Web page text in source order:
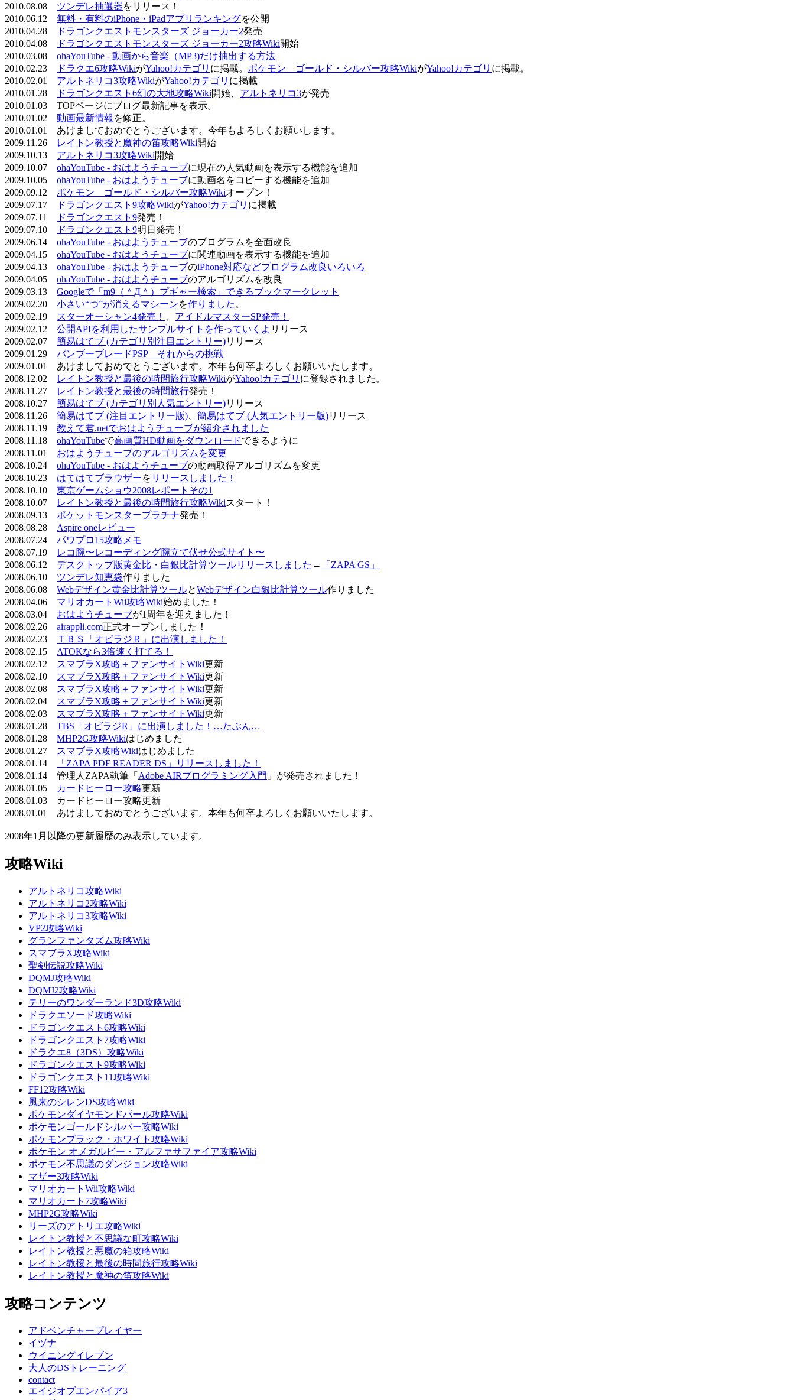
2010.08.08 ツンデレ抽選器をリリース！
2010.06.12 無料・有料のiPhone・iPadアプリランキングを公開
2010.04.28
ドラゴンクエストモンスターズ ジョーカー2発売
2010.04.08
ドラゴンクエストモンスターズ ジョーカー2攻略Wiki開始
2010.03.08 ohaYouTube - 動画から音楽（MP3)だけ抽出する方法
2010.02.23
ドラクエ6攻略WikiがYahoo!カテゴリ に掲載。 ポケモン ゴールド・シルバー攻略WikiがYahoo!カテゴリ に掲載。
2010.02.01 アルトネリコ3攻略WikiがYahoo!カテゴリ に掲載
2010.01.28
ドラゴンクエスト6幻の大地攻略Wiki開始、 アルトネリコ3が発売
2010.01.03 TOPページにブログ最新記事を表示。
2010.01.02 動画最新情報 を修正。
2010.01.01 あけましておめでとうございます。今年もよろしくお願いします。
2009.11.26
レイトン教授と魔神の笛攻略Wiki開始
2009.10.13 アルトネリコ3攻略Wiki開始
2009.10.07 ohaYouTube - おはようチューブに現在の人気動画を表示する機能を追加
2009.10.05 ohaYouTube - おはようチューブに動画名をコピーする機能を追加
2009.09.12 ポケモン ゴールド・シルバー攻略Wikiオープン！
2009.07.17
ドラゴンクエスト9攻略WikiがYahoo!カテゴリ に掲載
2009.07.11
ドラゴンクエスト9発売！
2009.07.10
ドラゴンクエスト9明日発売！
2009.06.14 ohaYouTube - おはようチューブのプログラムを全面改良
2009.04.15 ohaYouTube - おはようチューブに関連動画を表示する機能を追加
2009.04.13 ohaYouTube - おはようチューブのiPhone対応などプログラム改良いろいろ
2009.04.05 ohaYouTube - おはようチューブのアルゴリズムを改良
2009.03.13 Googleで「m9（＾Д＾）プギャー検索」できるブックマークレット
2009.02.20 小さい“つ”が消えるマシーンを作りました 。
2009.02.19
スターオーシャン4発売！
アイドルマスターSP発売！
2009.02.12 公開APIを利用したサンプルサイトを作っていくよ リリース
2009.02.07 簡易はてブ (カテゴリ別注目エントリー)リリース
2009.01.29 バンブーブレードPSP それからの挑戦
2009.01.01 あけましておめでとうございます。本年も何卒よろしくお願いいたします。
2008.12.02
レイトン教授と最後の時間旅行攻略WikiがYahoo!カテゴリ に登録されました。
2008.11.27
レイトン教授と最後の時間旅行発売！
2008.10.27 簡易はてブ (カテゴリ別人気エントリー)リリース
2008.11.26 簡易はてブ (注目エントリー版) 簡易はてブ (人気エントリー版)リリース
2008.11.19 教えて君.netでおはようチューブが紹介されました
2008.11.18 ohaYouTubeで高画質HD動画をダウンロードできるように
2008.11.01 おはようチューブのアルゴリズムを変更
2008.10.24 ohaYouTube - おはようチューブの動画取得アルゴリズムを変更
2008.10.23 はてはてブラウザーを リリースしました！
2008.10.10 東京ゲームショウ2008レポートその1
2008.10.07
レイトン教授と最後の時間旅行攻略Wikiスタート！
2008.09.13 ポケットモンスタープラチナ発売！
2008.08.28 Aspire oneレビュー
2008.07.24 パワプロ15攻略メモ
2008.07.19
レコ腕〜レコーディング腕立て伏せ公式サイト〜
2008.06.12 デスクトップ版黄金比・白銀比計算ツールリリースしました →
「ZAPA GS」
2008.06.10 ツンデレ知恵袋作りました
2008.06.08 Webデザイン黄金比計算ツールとWebデザイン白銀比計算ツール作りました
2008.04.06 マリオカートWii攻略Wiki始めました！
2008.03.04 おはようチューブが1周年を迎えました！
2008.02.26 airappli.com正式オープンしました！
2008.02.23
ＴＢＳ「オビラジＲ」に出演しました！
2008.02.15 ATOKなら3倍速く打てる！
2008.02.12
スマブラX攻略＋ファンサイトWiki更新
2008.02.10
スマブラX攻略＋ファンサイトWiki更新
2008.02.08
スマブラX攻略＋ファンサイトWiki更新
2008.02.04
スマブラX攻略＋ファンサイトWiki更新
2008.02.03
スマブラX攻略＋ファンサイトWiki更新
2008.01.28 TBS「オビラジR」に出演しました！…たぶん…
2008.01.28 MHP2G攻略Wikiはじめました
2008.01.27
スマブラX攻略Wikiはじめました
2008.01.14
「ZAPA PDF READER DS」リリースしました！
2008.01.14 管理人ZAPA執筆「 Adobe AIRプログラミング入門 」が発売されました！
2008.01.05
カードヒーロー攻略更新
2008.01.03 カードヒーロー攻略更新
2008.01.01 あけましておめでとうございます。本年も何卒よろしくお願いいたします。
2008年1月以降の更新履歴のみ表示しています。
攻略Wiki
アルトネリコ攻略Wiki
アルトネリコ2攻略Wiki
アルトネリコ3攻略Wiki
VP2攻略Wiki
グランファンタズム攻略Wiki
スマブラX攻略Wiki
聖剣伝説攻略Wiki
DQMJ攻略Wiki
DQMJ2攻略Wiki
テリーのワンダーランド3D攻略Wiki
ドラクエソード攻略Wiki
ドラゴンクエスト6攻略Wiki
ドラゴンクエスト7攻略Wiki
ドラクエ8（3DS）攻略Wiki
ドラゴンクエスト9攻略Wiki
ドラゴンクエスト11攻略Wiki
FF12攻略Wiki
風来のシレンDS攻略Wiki
ポケモンダイヤモンドパール攻略Wiki
ポケモンゴールドシルバー攻略Wiki
ポケモンブラック・ホワイト攻略Wiki
ポケモン オメガルビー・アルファサファイア攻略Wiki
ポケモン不思議のダンジョン攻略Wiki
マザー3攻略Wiki
マリオカートWii攻略Wiki
マリオカート7攻略Wiki
MHP2G攻略Wiki
リーズのアトリエ攻略Wiki
レイトン教授と不思議な町攻略Wiki
レイトン教授と悪魔の箱攻略Wiki
レイトン教授と最後の時間旅行攻略Wiki
レイトン教授と魔神の笛攻略Wiki
攻略コンテンツ
アドベンチャープレイヤー
イヅナ
ウイニングイレブン
大人のDSトレーニング
contact
エイジオブエンパイア3